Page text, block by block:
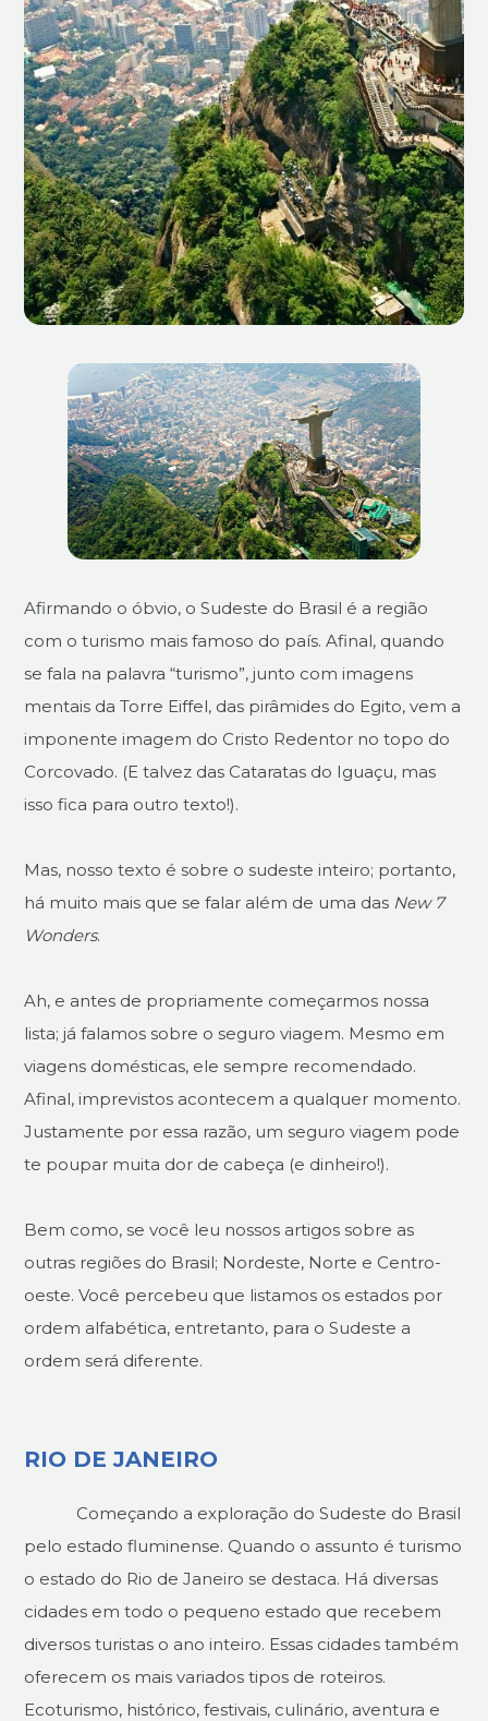
Afirmando o óbvio, o Sudeste do Brasil é a região
com o turismo mais famoso do país. Afinal, quando
se fala na palavra “turismo”, junto com imagens
mentais da Torre Eiffel, das pirâmides do Egito, vem a
imponente imagem do Cristo Redentor no topo do
Corcovado. (E talvez das Cataratas do Iguaçu, mas
isso fica para outro texto!).
Mas, nosso texto é sobre o sudeste inteiro; portanto,
há muito mais que se falar além de uma das New 7
Wonders.
Ah, e antes de propriamente começarmos nossa
lista; já falamos sobre o seguro viagem. Mesmo em
viagens domésticas, ele sempre recomendado.
Afinal, imprevistos acontecem a qualquer momento.
Justamente por essa razão, um seguro viagem pode
te poupar muita dor de cabeça (e dinheiro!).
Bem como, se você leu nossos artigos sobre as
outras regiões do Brasil; Nordeste, Norte e Centro-
oeste. Você percebeu que listamos os estados por
ordem alfabética, entretanto, para o Sudeste a
ordem será diferente.
RIO DE JANEIRO
Começando a exploração do Sudeste do Brasil
pelo estado fluminense. Quando o assunto é turismo
o estado do Rio de Janeiro se destaca. Há diversas
cidades em todo o pequeno estado que recebem
diversos turistas o ano inteiro. Essas cidades também
oferecem os mais variados tipos de roteiros.
Ecoturismo, histórico, festivais, culinário, aventura e